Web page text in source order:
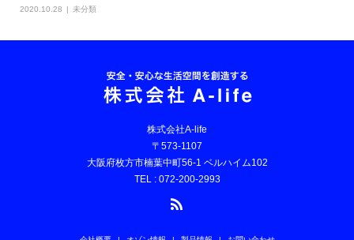
2020.10.28 未分類
株式会社A-life
〒573-1107
大阪府枚方市楠葉中町56-1 ベルハイム102
TEL : 072-200-2993